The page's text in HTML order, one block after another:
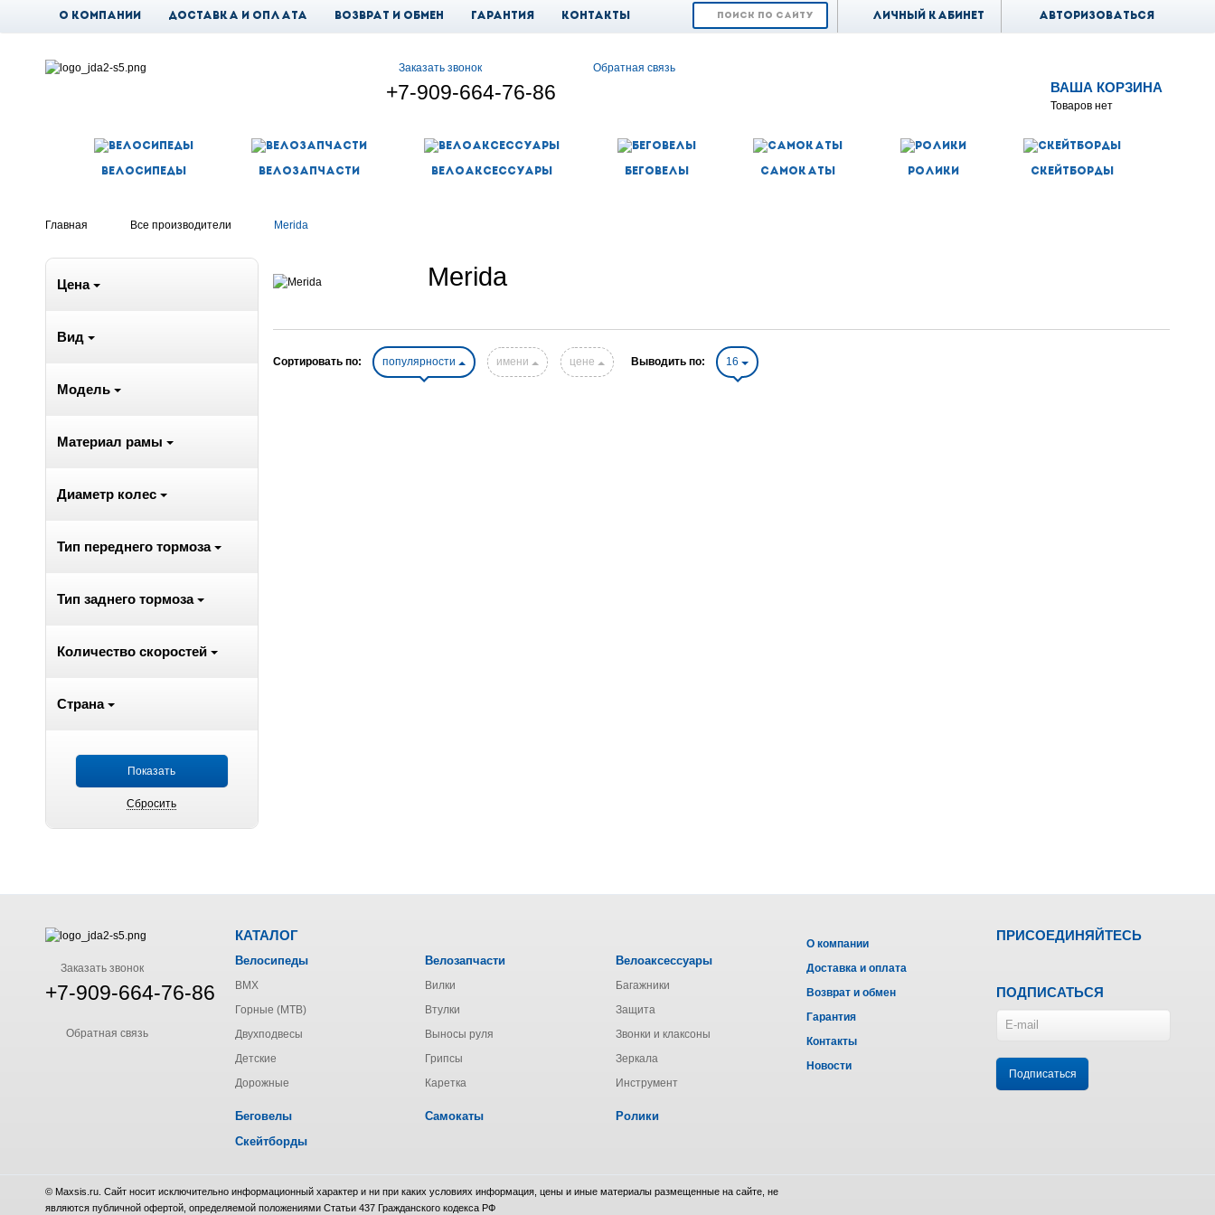
Личный кабинет Авторизоваться
О компании Доставка и оплата Возврат и обмен Гарантия Контакты
ВАША КОРЗИНА
Товаров нет
Заказать звонок
+7-909-664-76-86
Обратная связь
Велосипеды Велозапчасти Велоаксессуары Беговелы Самокаты Ролики Скейтборды
Главная Все производители Merida
Цена
Вид
Модель
Материал рамы
Диаметр колес
Тип переднего тормоза
Тип заднего тормоза
Количество скоростей
Страна
Merida
Сортировать по: популярности имени цене Выводить по: 16
Заказать звонок
+7-909-664-76-86
Обратная связь
КАТАЛОГ
Велосипеды
BMX
Горные (MTB)
Двухподвесы
Детские
Дорожные
Велозапчасти
Вилки
Втулки
Выносы руля
Грипсы
Каретка
Велоаксессуары
Багажники
Защита
Звонки и клаксоны
Зеркала
Инструмент
Беговелы Самокаты
Ролики
Скейтборды
О компании
Доставка и оплата
Возврат и обмен
Гарантия
Контакты
Новости
ПРИСОЕДИНЯЙТЕСЬ
ПОДПИСАТЬСЯ
© Maxsis.ru. Сайт носит исключительно информационный характер и ни при каких условиях информация, цены и иные материалы размещенные на сайте, не
являются публичной офертой, определяемой положениями Статьи 437 Гражданского кодекса РФ